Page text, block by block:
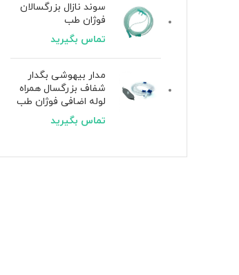
سوند نازال بزرگسالان
فوژان طب
تماس بگیرید
مدار بیهوشی بگدار
شفاف بزرگسال همراه
لوله اضافی فوژان طب
تماس بگیرید